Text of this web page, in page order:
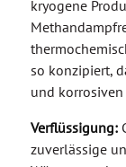
kryogene
so konzipiert,
und
Verflüssigung:
zuverlässige